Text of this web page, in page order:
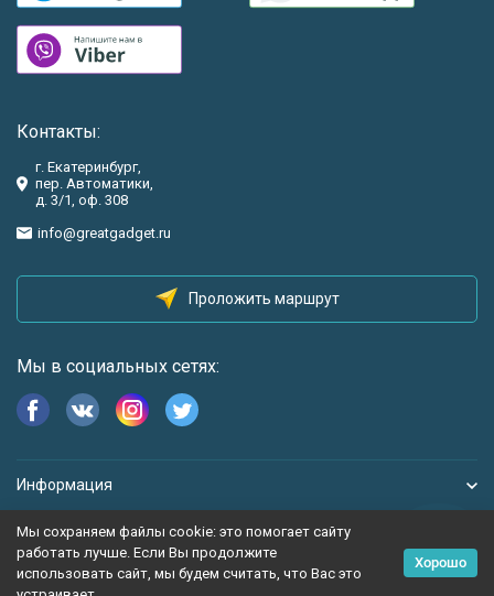
Контакты:
г. Екатеринбург,
пер. Автоматики,
д. 3/1, оф. 308
info@greatgadget.ru
Проложить маршрут
Мы в социальных сетях:
Информация
Мы сохраняем файлы cookie: это помогает сайту
работать лучше. Если Вы продолжите
использовать сайт, мы будем считать, что Вас это
Хорошо